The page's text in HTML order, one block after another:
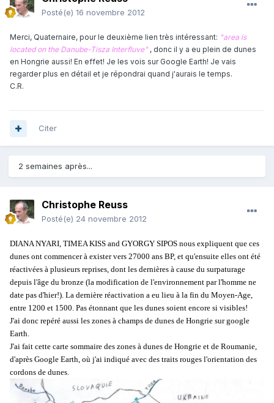
Posté(e) 16 novembre 2012
Merci, Quaternaire, pour le deuxième lien très intéressant: "area is
located on the Danube-Tisza Interfluve", donc il y a eu plein de dunes
en Hongrie aussi! En effet! Je les vois sur Google Earth! Je vais
regarder plus en détail et je répondrai quand j'aurais le temps.
C.R.
Citer
2 semaines après...
Christophe Reuss
Posté(e) 24 novembre 2012
DIANA NYARI, TIMEA KISS and GYORGY SIPOS nous expliquent que ces
dunes ont commencer à exister vers 27000 ans BP, et qu'ensuite elles ont été
réactivées à plusieurs reprises, dont les dernières à cause du surpaturage
depuis l'âge du bronze (la modification de l'environnement par l'homme ne
date pas d'hier!). La dernière réactivation a eu lieu à la fin du Moyen-Age,
entre 1200 et 1500. Pas étonnant que les dunes soient encore si visibles!
J'ai donc repéré aussi les zones à champs de dunes de Hongrie sur google
Earth.
J'ai fait cette carte sommaire des zones à dunes de Hongrie et de Roumanie,
d'après Google Earth, où j'ai indiqué avec des traits rouges l'orientation des
cordons de dunes.